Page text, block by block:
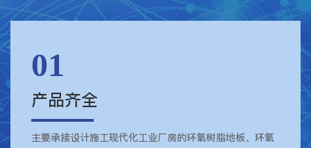
01
产品齐全
主要承接设计施工现代化工业厂房的环氧树脂地板、环氧